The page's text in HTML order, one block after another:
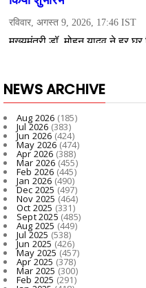
NEWS ARCHIVE
Aug 2026 (185)
Jul 2026 (383)
Jun 2026(424)
May 2026(474)
Apr 2026 (388)
Mar 2026(455)
Feb 2026 (445)
Jan 2026 (490)
Dec 2025(497)
Nov 2025 (464)
Oct 2025 (331)
Sept 2025 (485)
Aug 2025 (449)
Jul 2025 (538)
Jun 2025(426)
May 2025(457)
Apr 2025 (378)
Mar 2025 (300)
Feb 2025 (291)